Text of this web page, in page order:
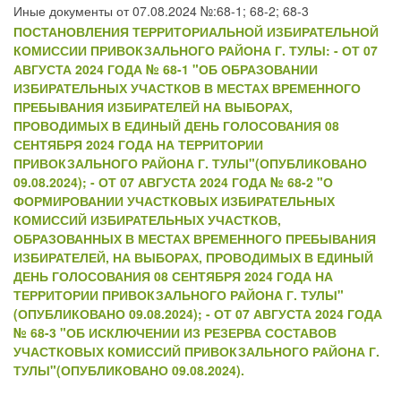
Иные документы от 07.08.2024 №:68-1; 68-2; 68-3
ПОСТАНОВЛЕНИЯ ТЕРРИТОРИАЛЬНОЙ ИЗБИРАТЕЛЬНОЙ
КОМИССИИ ПРИВОКЗАЛЬНОГО РАЙОНА Г. ТУЛЫ: - ОТ 07
АВГУСТА 2024 ГОДА № 68-1 "ОБ ОБРАЗОВАНИИ
ИЗБИРАТЕЛЬНЫХ УЧАСТКОВ В МЕСТАХ ВРЕМЕННОГО
ПРЕБЫВАНИЯ ИЗБИРАТЕЛЕЙ НА ВЫБОРАХ,
ПРОВОДИМЫХ В ЕДИНЫЙ ДЕНЬ ГОЛОСОВАНИЯ 08
СЕНТЯБРЯ 2024 ГОДА НА ТЕРРИТОРИИ
ПРИВОКЗАЛЬНОГО РАЙОНА Г. ТУЛЫ"(ОПУБЛИКОВАНО
09.08.2024); - ОТ 07 АВГУСТА 2024 ГОДА № 68-2 "О
ФОРМИРОВАНИИ УЧАСТКОВЫХ ИЗБИРАТЕЛЬНЫХ
КОМИССИЙ ИЗБИРАТЕЛЬНЫХ УЧАСТКОВ,
ОБРАЗОВАННЫХ В МЕСТАХ ВРЕМЕННОГО ПРЕБЫВАНИЯ
ИЗБИРАТЕЛЕЙ, НА ВЫБОРАХ, ПРОВОДИМЫХ В ЕДИНЫЙ
ДЕНЬ ГОЛОСОВАНИЯ 08 СЕНТЯБРЯ 2024 ГОДА НА
ТЕРРИТОРИИ ПРИВОКЗАЛЬНОГО РАЙОНА Г. ТУЛЫ"
(ОПУБЛИКОВАНО 09.08.2024); - ОТ 07 АВГУСТА 2024 ГОДА
№ 68-3 "ОБ ИСКЛЮЧЕНИИ ИЗ РЕЗЕРВА СОСТАВОВ
УЧАСТКОВЫХ КОМИССИЙ ПРИВОКЗАЛЬНОГО РАЙОНА Г.
ТУЛЫ"(ОПУБЛИКОВАНО 09.08.2024).